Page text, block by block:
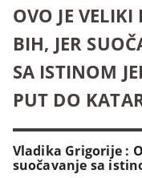
OVO JE
BIH, JER
SA ISTINOM
PUT DO
Vladika Grigorije :
suočavanje sa